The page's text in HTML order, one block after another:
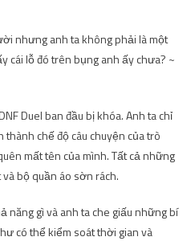
nhưng anh ta không phải là một
cái lỗ đó trên bụng anh ấy chưa? ~
Duel ban đầu bị khóa. Anh ta chỉ
chế độ câu chuyện của trò
mất tên của mình. Tất cả những
bộ quần áo sờn rách.
năng gì và anh ta che giấu những bí
có thể kiểm soát thời gian và